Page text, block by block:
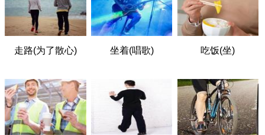
走路(为了散心) 坐着(唱歌) 吃饭(坐)